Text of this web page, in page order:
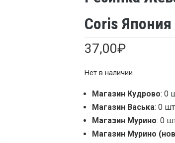
Coris Япония
37,00₽
Нет в наличии
Магазин Кудрово: 0
Магазин Васька: 0
Магазин Мурино: 0
Магазин Мурино